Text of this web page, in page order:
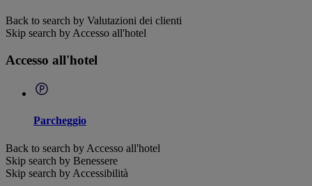
Back to search by Valutazioni dei clienti
Skip search by Accesso all'hotel
Accesso all'hotel
Parcheggio
Back to search by Accesso all'hotel
Skip search by Benessere
Skip search by Accessibilità